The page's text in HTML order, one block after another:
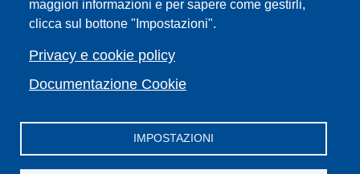
maggiori informazioni e per sapere come gestirli,
clicca sul bottone "Impostazioni".
Privacy e cookie policy
Documentazione Cookie
IMPOSTAZIONI
Feed RSS
Note legali del sito
Privacy policy
Cambia idea sui cookie
Facebook
X YouTubeSpotifyInstagramLinkedInTelegram
Flickr